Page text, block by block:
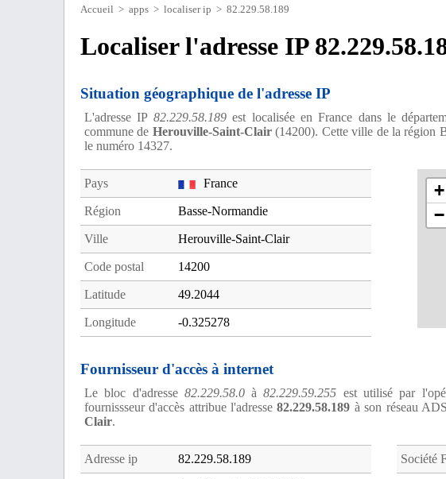
Accueil > apps > localiser ip > 82.229.58.189
Localiser l'adresse IP
Situation géographique de l'adresse IP
L'adresse IP 82.229.58.189est localisée en France dans le
commune de Herouville-Saint-Clair(14200). Cette ville de la région
le numéro 14327.
Pays France
Région Basse-Normandie
Ville Herouville-Saint-Clair
Code postal 14200
Latitude 49.2044
Longitude -0.325278
+
−
Fournisseur d'accès à internet
Le bloc d'adresse 82.229.58.0à82.229.59.255 est utilisé par
fournissseur d'accès attribue l'adresse82.229.58.189 à son réseau
Clair.
Adresse ip 82.229.58.189 Société